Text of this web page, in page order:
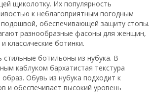
щиколотку. Их популярность
к неблагоприятным погодным
обеспечивающей защиту стопы.
разнообразные фасоны для женщин,
классические ботинки.
стильные ботильоны из нубука. В
каблуком бархатистая текстура
Обувь из нубука подходит к
и обеспечивает высокий уровень